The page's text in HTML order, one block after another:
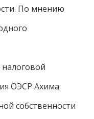
По мнению
ОЭСР Ахима
собственности